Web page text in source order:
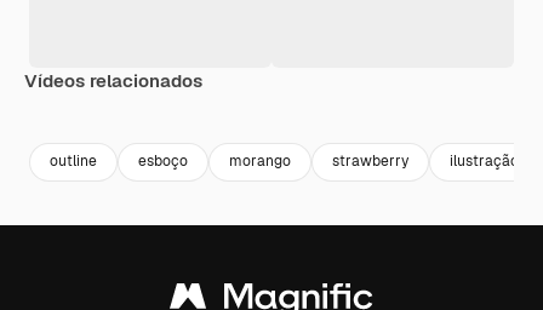
Vídeos relacionados
outline esboço morango strawberry ilustração